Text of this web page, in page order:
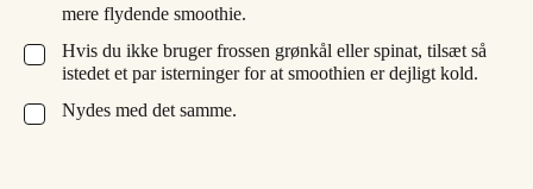
mere flydende smoothie.
▢
Hvis du ikke bruger frossen grønkål eller spinat, tilsæt så
istedet et par isterninger for at smoothien er dejligt kold.
▢
Nydes med det samme.